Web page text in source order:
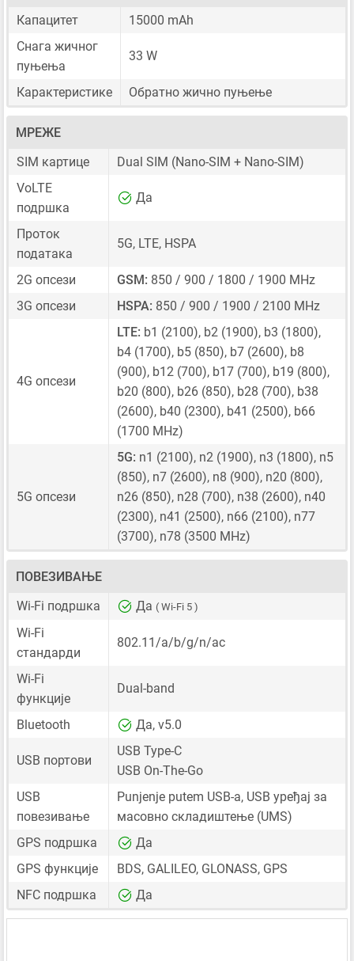
Капацитет
15000 mAh
Снага жичног
пуњења
33 W
Карактеристике Обратно жично пуњење
МРЕЖЕ
SIM картице
Dual SIM (Nano-SIM + Nano-SIM)
VoLTE
подршка
Да
Проток
података
5G, LTE, HSPA
2G опсези GSM: 850 / 900 / 1800 / 1900 MHz
3G опсези
HSPA: 850 / 900 / 1900 / 2100 MHz
4G опсези
LTE: b1 (2100), b2 (1900), b3 (1800),
b4 (1700), b5 (850), b7 (2600), b8
(900), b12 (700), b17 (700), b19 (800),
b20 (800), b26 (850), b28 (700), b38
(2600), b40 (2300), b41 (2500), b66
(1700 MHz)
5G опсези
5G: n1 (2100), n2 (1900), n3 (1800), n5
(850), n7 (2600), n8 (900), n20 (800),
n26 (850), n28 (700), n38 (2600), n40
(2300), n41 (2500), n66 (2100), n77
(3700), n78 (3500 MHz)
ПОВЕЗИВАЊЕ
Wi-Fi подршка
Да ( Wi-Fi 5 )
Wi-Fi
стандарди
802.11/a/b/g/n/ac
Wi-Fi
функције
Dual-band
Bluetooth Да, v5.0
USB портови
USB Type-C
USB On-The-Go
USB
повезивање
Punjenje putem USB-a, USB уређај за
масовно складиштење (UMS)
GPS подршка
Да
GPS функције
BDS, GALILEO, GLONASS, GPS
NFC подршка
Да